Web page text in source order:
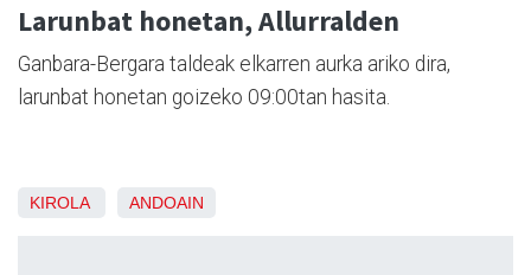
Larunbat honetan, Allurralden
Ganbara-Bergara taldeak elkarren aurka ariko dira,
larunbat honetan goizeko 09:00tan hasita.
KIROLA ANDOAIN